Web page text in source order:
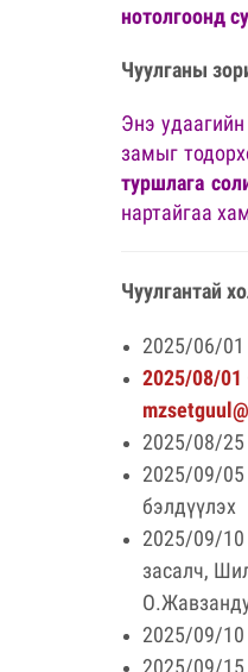
нотолгоонд
Чуулганы
Энэ
замыг
туршлага
нартайгаа
Чуулгантай
2025/06/01
2025/08/01
2025/08/25
2025/09/05
бэлдүүлэх
2025/09/10
засалч,
2025/09/10
2025/09/15